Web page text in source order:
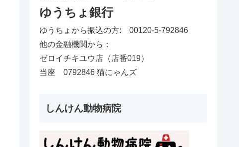
ゆうちょ銀行
ゆうちょから振込の方: 00120-5-792846
他の金融機関から：
ゼロイチキユウ店（店番019）
当座 0792846 猫にゃんズ
しんけん動物病院